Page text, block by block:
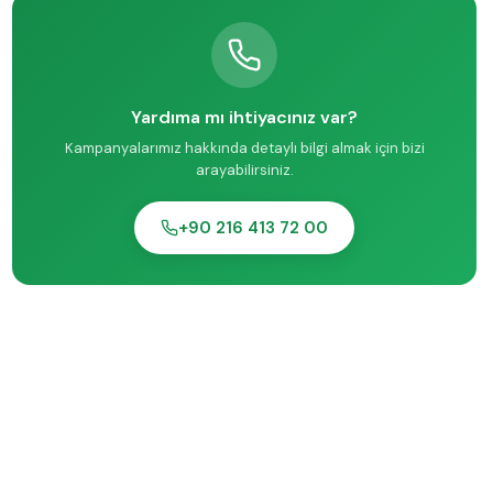
Yardıma mı ihtiyacınız var?
Kampanyalarımız hakkında detaylı bilgi almak için bizi
arayabilirsiniz.
+90 216 413 72 00